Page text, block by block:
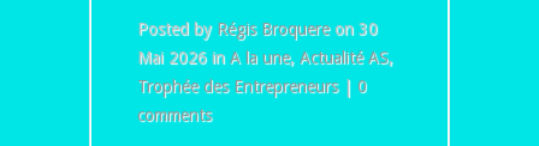
Posted by Régis Broquereon 30
Mai 2026 inA la une, Actualité AS,
Trophée des Entrepreneurs| 0
comments